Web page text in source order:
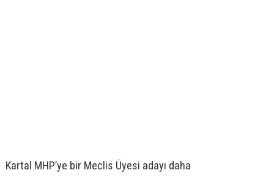
Kartal MHP’ye bir Meclis Üyesi adayı daha